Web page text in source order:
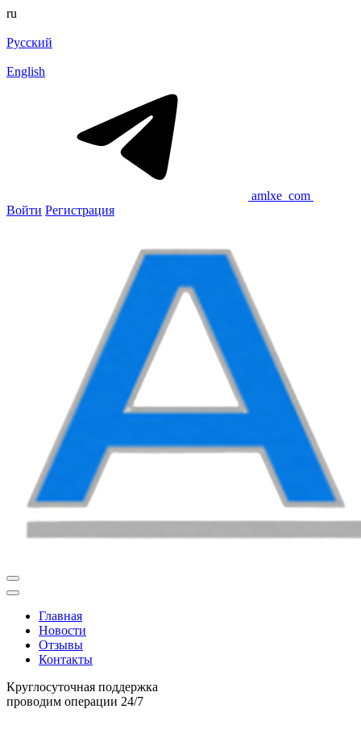
ru
Русский
English
amlxe_com
Войти Регистрация
Главная
Новости
Отзывы
Контакты
Круглосуточная поддержка
проводим операции 24/7